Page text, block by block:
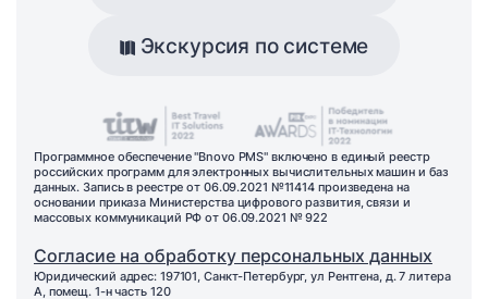
Экскурсия по системе
Программное обеспечение "Bnovo PMS" включено в единый реестр
российских программ для электронных вычислительных машин и баз
данных. Запись в реестре от 06.09.2021 №11414 произведена на
основании приказа Министерства цифрового развития, связи и
массовых коммуникаций РФ от 06.09.2021 № 922
Согласие на обработку персональных данных
Юридический адрес: 197101, Санкт-Петербург, ул Рентгена, д. 7 литера
А, помещ. 1-н часть 120